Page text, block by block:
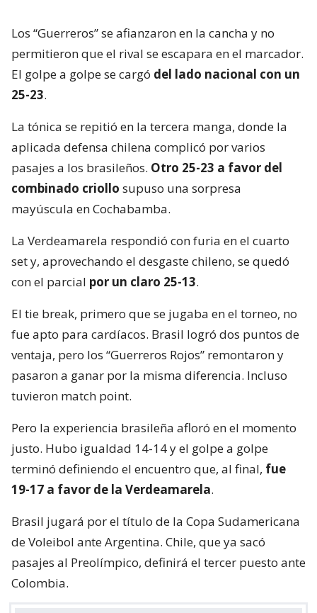
Los “Guerreros” se afianzaron en la cancha y no
permitieron que el rival se escapara en el marcador.
El golpe a golpe se cargó del lado nacional con un
25-23.
La tónica se repitió en la tercera manga, donde la
aplicada defensa chilena complicó por varios
pasajes a los brasileños. Otro 25-23 a favor del
combinado criollo supuso una sorpresa
mayúscula en Cochabamba.
La Verdeamarela respondió con furia en el cuarto
set y, aprovechando el desgaste chileno, se quedó
con el parcial por un claro 25-13.
El tie break, primero que se jugaba en el torneo, no
fue apto para cardíacos. Brasil logró dos puntos de
ventaja, pero los “Guerreros Rojos” remontaron y
pasaron a ganar por la misma diferencia. Incluso
tuvieron match point.
Pero la experiencia brasileña afloró en el momento
justo. Hubo igualdad 14-14 y el golpe a golpe
terminó definiendo el encuentro que, al final, fue
19-17 a favor de la Verdeamarela.
Brasil jugará por el título de la Copa Sudamericana
de Voleibol ante Argentina. Chile, que ya sacó
pasajes al Preolímpico, definirá el tercer puesto ante
Colombia.